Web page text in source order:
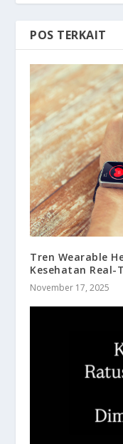
POS TERKAIT
Tren Wearable
Kesehatan Real-
November 17, 2025